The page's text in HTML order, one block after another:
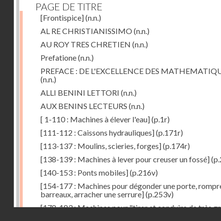
PAGE DE TITRE
[Frontispice](n.n.)
AL RE CHRISTIANISSIMO (n.n.)
AU ROY TRES CHRETIEN (n.n.)
Prefatione(n.n.)
PREFACE : DE L'EXCELLENCE DES
(n.n.)
ALLI BENINI LETTORI (n.n.)
AUX BENINS LECTEURS (n.n.)
[ 1-110 : Machines à élever l'eau](p.1r)
[111-112 : Caissons hydrauliques](p.171r)
[113-137 : Moulins, scieries, forges](p.174r)
[138-139 : Machines à lever pour creuser un fossé]
[140-153 : Ponts mobiles](p.216v)
[154-177 : Machines pour dégonder une porte,
barreaux, arracher une serrure](p.253v)
[178-183 : Machines pour "tirer et conduire de très